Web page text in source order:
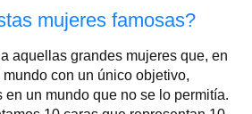
mujeres famosas?
aquellas grandes mujeres que, en
con un único objetivo,
un mundo que no se lo permitía.